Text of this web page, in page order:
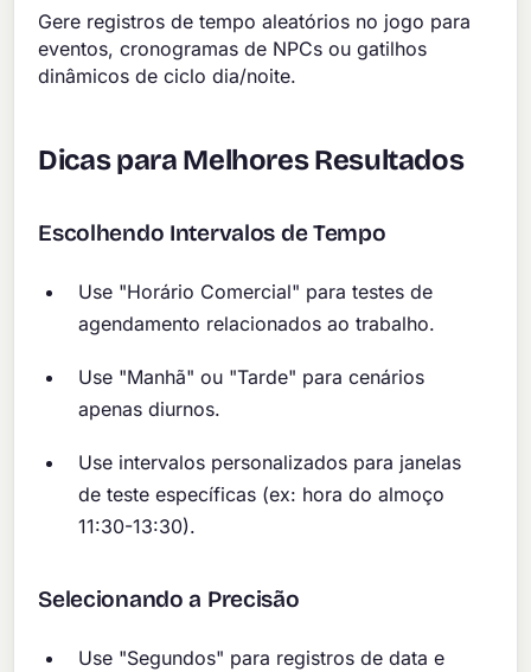
Gere registros de tempo aleatórios no jogo para
eventos, cronogramas de NPCs ou gatilhos
dinâmicos de ciclo dia/noite.
Dicas para Melhores Resultados
Escolhendo Intervalos de Tempo
Use "Horário Comercial" para testes de
agendamento relacionados ao trabalho.
Use "Manhã" ou "Tarde" para cenários
apenas diurnos.
Use intervalos personalizados para janelas
de teste específicas (ex: hora do almoço
11:30-13:30).
Selecionando a Precisão
Use "Segundos" para registros de data e